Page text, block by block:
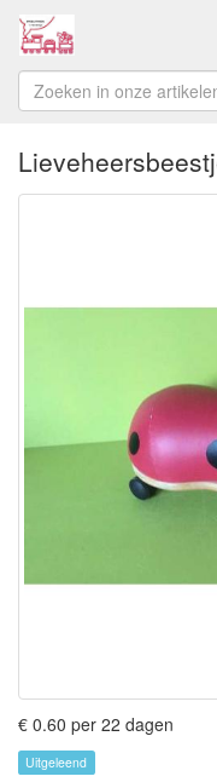
€ 0.60 per 22 dagen
Uitgeleend